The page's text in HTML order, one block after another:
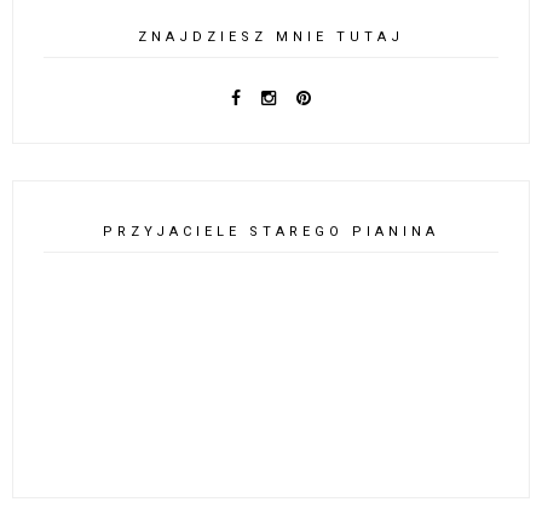
ZNAJDZIESZ MNIE TUTAJ
PRZYJACIELE STAREGO PIANINA